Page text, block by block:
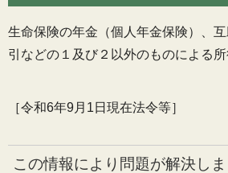
生命保険の年金（個人年金保険）、
引などの１及び２以外のものによる
［令和6年9月1日現在法令等］
この情報により問題が解決しま